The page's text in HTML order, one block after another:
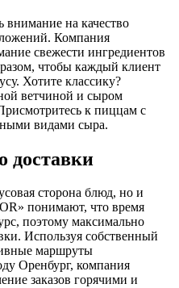
на качество
Компания
свежести ингредиентов
чтобы каждый клиент
Хотите классику?
ветчиной и сыром
к пиццам с
видами сыра.
доставки
сторона блюд, но и
понимают, что время
поэтому максимально
Используя собственный
маршруты
Оренбург, компания
заказов горячими и